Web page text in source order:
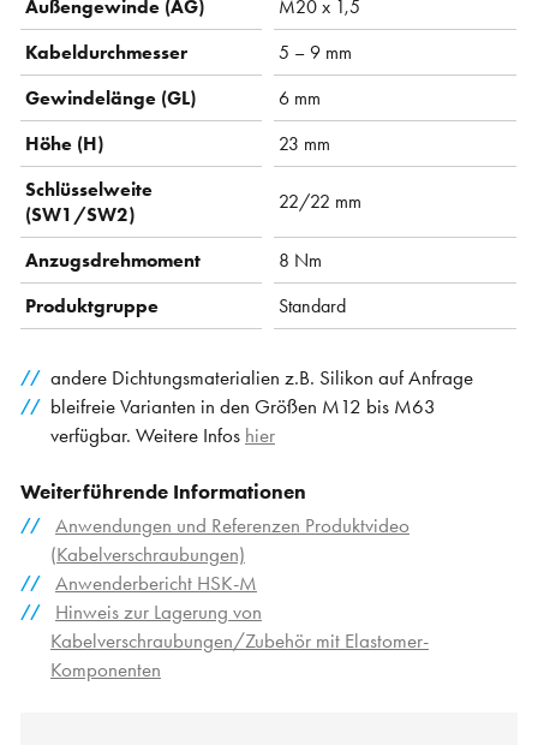
Außengewinde (AG)
M20 x 1,5
Kabeldurchmesser
5 – 9 mm
Gewindelänge (GL)
6 mm
Höhe (H)
23 mm
Schlüsselweite
(SW1/SW2)
22/22 mm
Anzugsdrehmoment
8 Nm
Produktgruppe
Standard
andere Dichtungsmaterialien z.B. Silikon auf Anfrage
bleifreie Varianten in den Größen M12 bis M63
verfügbar. Weitere Infos hier
Weiterführende Informationen
Anwendungen und Referenzen Produktvideo
(Kabelverschraubungen)
Anwenderbericht HSK-M
Hinweis zur Lagerung von
Kabelverschraubungen/Zubehör mit Elastomer-
Komponenten